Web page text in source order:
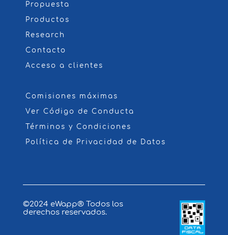
Propuesta
Productos
Research
Contacto
Acceso a clientes
Comisiones máximas
Ver Código de Conducta
Términos y Condiciones
Política de Privacidad de Datos
©2024 eWapp® Todos los
derechos reservados.